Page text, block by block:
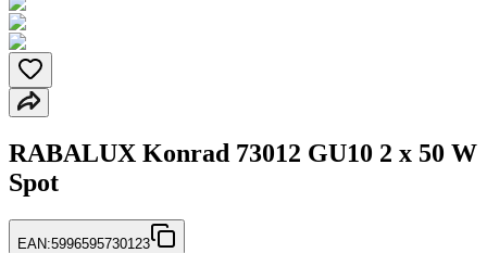
RABALUX Konrad 73012 GU10 2 x 50 W
Spot
EAN:5996595730123